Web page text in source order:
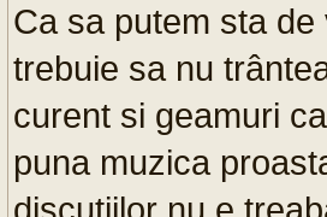
Ca sa putem sta
trebuie sa nu
curent si geamuri
puna muzica